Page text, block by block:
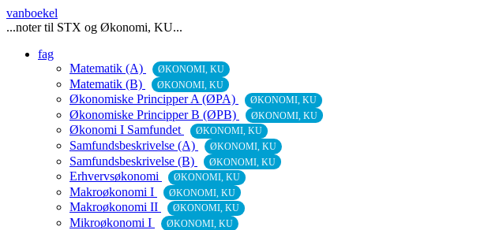
vanboekel
...noter til STX og Økonomi, KU...
fag
Matematik (A)
ØKONOMI, KU
Matematik (B) ØKONOMI, KU
Økonomiske Principper A (ØPA) ØKONOMI, KU
Økonomiske Principper B (ØPB) ØKONOMI, KU
Økonomi I Samfundet ØKONOMI, KU
Samfundsbeskrivelse (A) ØKONOMI, KU
Samfundsbeskrivelse (B) ØKONOMI, KU
Erhvervsøkonomi ØKONOMI, KU
Makroøkonomi I ØKONOMI, KU
Makroøkonomi II ØKONOMI, KU
Mikroøkonomi I ØKONOMI, KU